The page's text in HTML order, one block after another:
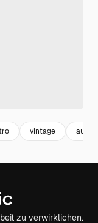
vintage
zu verwirklichen.